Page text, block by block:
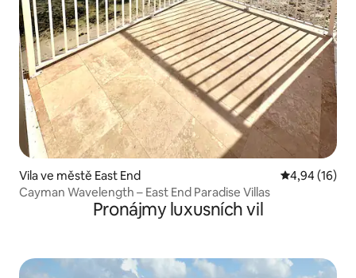
Vila ve městě East End Průměrné
4,94 (16)
Cayman Wavelength – East End Paradise Villas
Pronájmy luxusních vil